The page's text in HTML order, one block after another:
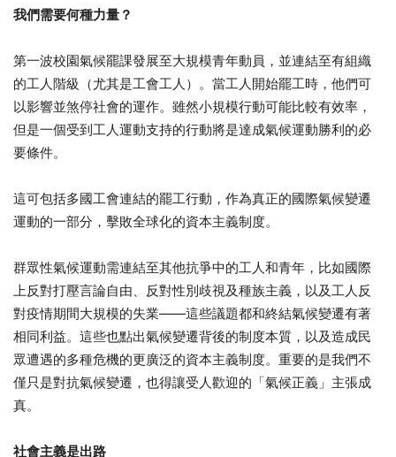
我們需要何種力量？
第一波校園氣候罷課發展至大規模青年動員，並連結至有組織
的工人階級（尤其是工會工人）。當工人開始罷工時，他們可
以影響並煞停社會的運作。雖然小規模行動可能比較有效率，
但是一個受到工人運動支持的行動將是達成氣候運動勝利的必
要條件。
這可包括多國工會連結的罷工行動，作為真正的國際氣候變遷
運動的一部分，擊敗全球化的資本主義制度。
群眾性氣候運動需連結至其他抗爭中的工人和青年，比如國際
上反對打壓言論自由、反對性別歧視及種族主義，以及工人反
對疫情期間大規模的失業——這些議題都和終結氣候變遷有著
相同利益。這些也點出氣候變遷背後的制度本質，以及造成民
眾遭遇的多種危機的更廣泛的資本主義制度。重要的是我們不
僅只是對抗氣候變遷，也得讓受人歡迎的「氣候正義」主張成
真。
社會主義是出路